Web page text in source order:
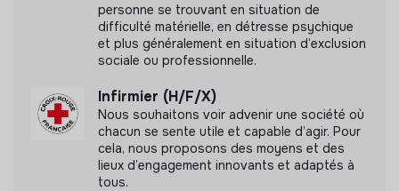
personne se trouvant en situation de
difficulté matérielle, en détresse psychique
et plus généralement en situation d’exclusion
sociale ou professionnelle.
Infirmier (H/F/X)
Nous souhaitons voir advenir une société où
chacun se sente utile et capable d’agir. Pour
cela, nous proposons des moyens et des
lieux d’engagement innovants et adaptés à
tous.